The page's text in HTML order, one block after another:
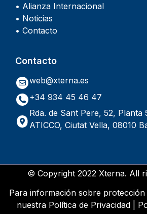
• Alianza Internacional
• Noticias
• Contacto
Contacto
web@xterna.es
+34 934 45 46 47
Rda. de Sant Pere, 52, Planta
ATICCO, Ciutat Vella, 08010
© Copyright 2022 Xterna. All
Para información sobre
nuestra Política de Privacidad